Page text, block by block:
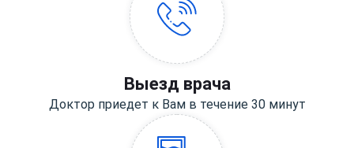
Выезд врача
Доктор приедет к Вам в течение 30 минут